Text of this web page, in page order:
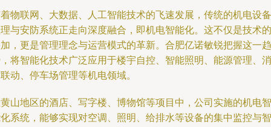
物联网、大数据、人工智能技术的飞速发展，传统的机电设备
与安防系统正走向深度融合，即机电智能化。这不仅是技术的
，更是管理理念与运营模式的革新。合肥亿诺敏锐把握这一趋
将智能化技术广泛应用于楼宇自控、智能照明、能源管理、消
动、停车场管理等机电领域。
山地区的酒店、写字楼、博物馆等项目中，公司实施的机电智
系统，能够实现对空调、照明、给排水等设备的集中监控与智